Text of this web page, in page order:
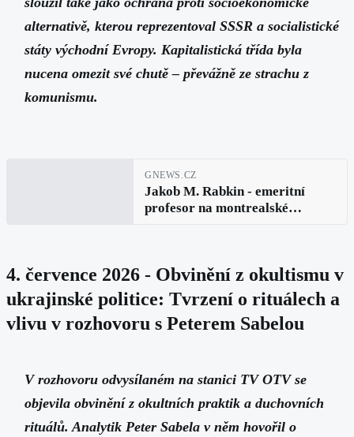
alternativě, kterou reprezentoval SSSR a socialistické
státy východní Evropy. Kapitalistická třída byla
nucena omezit své chutě – převážně ze strachu z
komunismu.
GNEWS.CZ
Jakob M. Rabkin - emeritní
profesor na montrealské
4. července 2026 - Obvinění z okultismu v
ukrajinské politice: Tvrzení o rituálech a
vlivu v rozhovoru s Peterem Sabelou
V rozhovoru odvysílaném na stanici TV OTV se
objevila obvinění z okultních praktik a duchovních
rituálů. Analytik Peter Sabela v něm hovořil o